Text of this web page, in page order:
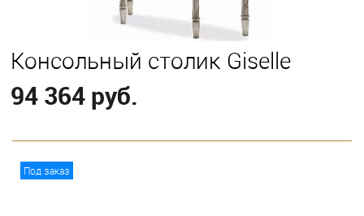
Консольный столик Giselle
94 364 руб.
Под заказ